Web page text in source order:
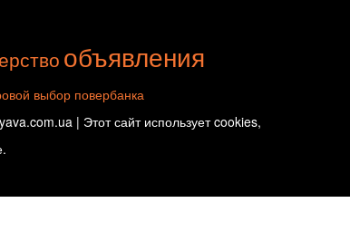
объявления
выбор повербанка
| Этот сайт использует cookies,